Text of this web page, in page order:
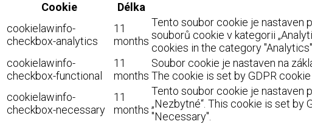
Cookie
Délka
cookielawinfo-
checkbox-analytics
11
months
Tento soubor cookie je nastaven
souborů cookie v kategorii
cookies in the category
cookielawinfo-
checkbox-functional
11
months
Soubor cookie je nastaven na
The cookie is set by GDPR
cookielawinfo-
checkbox-necessary
11
months
Tento soubor cookie je nastaven
„Nezbytné“. This cookie is set
"Necessary".